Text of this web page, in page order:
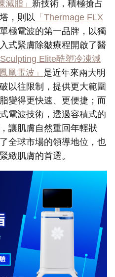
脂」 新技術，積極搶占
，則以 「Thermage FLX
極電波的第一品牌，以獨
式緊膚除皺療程開啟了醫
Elite酷塑冷凍減
凰電波」 是近年來兩大明
以往限制，提供更大範圍
變得更快速、更便捷；而
電波技術，透過容積式的
讓肌膚自然重回年輕狀
全球市場的領導地位，也
緻肌膚的首選。